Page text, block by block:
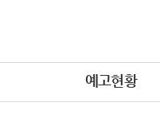
예고현황